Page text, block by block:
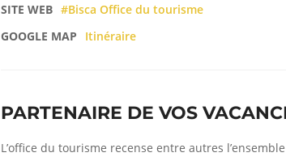
SITE WEB #Bisca Office du tourisme
GOOGLE MAP
Itinéraire
PARTENAIRE DE VOS
L’office du tourisme recense entre autres